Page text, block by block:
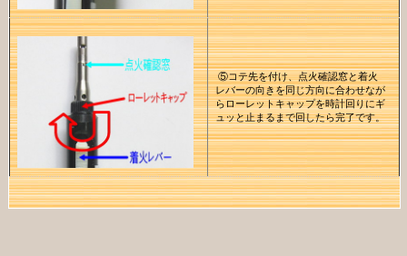
⑤コテ先を付け、点火確認窓と着火
レバーの向きを同じ方向に合わせなが
らローレットキャップを時計回りにギ
ュッと止まるまで回したら完了です。